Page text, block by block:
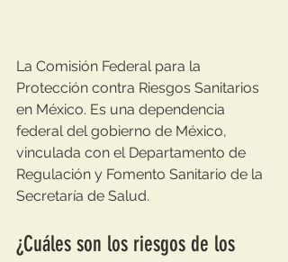
La Comisión Federal para la
Protección contra Riesgos Sanitarios ​
en México. Es una dependencia
federal del gobierno de México,
vinculada con el Departamento de
Regulación y Fomento Sanitario de la
Secretaría de Salud.
¿Cuáles son los riesgos de los